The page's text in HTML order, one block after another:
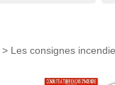
> Les consignes incendie